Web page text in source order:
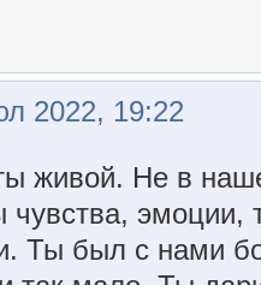
2022, 19:22
живой. Не в
чувства,
Ты был с нами